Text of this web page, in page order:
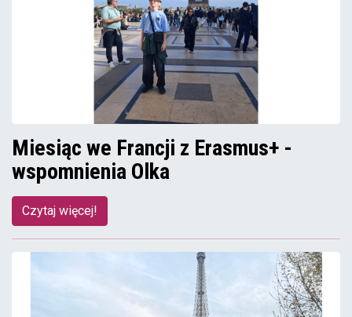
Miesiąc we Francji z Erasmus+ -
wspomnienia Olka
Czytaj więcej!